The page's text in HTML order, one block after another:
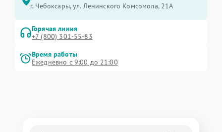
г. Чебоксары, ул. Ленинского Комсомола, 21А
Горячая линия
+7 (800) 301-55-83
Время работы
Ежедневно с 9:00 до 21:00